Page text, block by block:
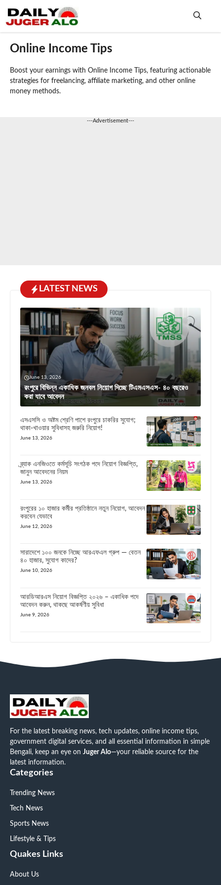
content
Online Income Tips
Boost your earnings with Online Income Tips, featuring actionable
strategies for freelancing, affiliate marketing, and other online
money methods.
---Advertisement---
LATEST NEWS
June 13, 2026
রংপুরে বিভিন্ন একাধিক জনবল নিয়োগ দিচ্ছে টিএমএসএস- ৪০ বছরেও
করা যাবে আবেদন
এসএসসি ও অষ্টম শ্রেণি পাশে রংপুরে চাকরির সুযোগ;
থাকা-খাওয়ার সুবিধাসহ জরুরি নিয়োগ!
June 13, 2026
ব্র্যাক এনজিওতে কর্মসূচি সংগঠক পদে নিয়োগ বিজ্ঞপ্তি,
জানুন আবেদনের নিয়ম
June 13, 2026
রংপুরের ১০ হাজার কর্মীর প্রতিষ্ঠানে নতুন নিয়োগ, আবেদন
করবেন যেভাবে
June 12, 2026
সারাদেশে ১০০ জনকে নিচ্ছে আরএফএল গ্রুপ — বেতন
৪০ হাজার, সুযোগ কাদের?
June 10, 2026
আরডিআরএস নিয়োগ বিজ্ঞপ্তি ২০২৬ – একাধিক পদে
আবেদন করুন, থাকছে আকর্ষণীয় সুবিধা
June 9, 2026
For the latest breaking news, tech updates, online income tips,
government digital services, and all essential information in simple
Bengali, keep an eye on Juger Alo—your reliable source for the
latest information.
Categories
Trending News
Tech News
Sports News
Lifestyle & Tips
Quakes Links
About Us